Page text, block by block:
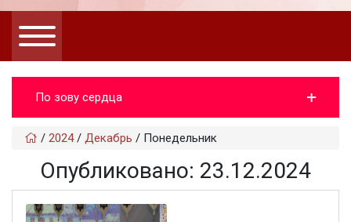
По зову сердца
/ 2024/ Декабрь / Понедельник
Опубликовано: 23.12.2024